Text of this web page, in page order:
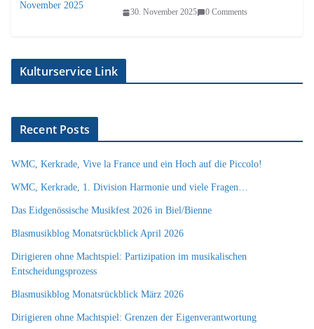
30. November 2025 0 Comments
Kulturservice Link
Recent Posts
WMC, Kerkrade, Vive la France und ein Hoch auf die Piccolo!
WMC, Kerkrade, 1. Division Harmonie und viele Fragen…
Das Eidgenössische Musikfest 2026 in Biel/Bienne
Blasmusikblog Monatsrückblick April 2026
Dirigieren ohne Machtspiel: Partizipation im musikalischen
Entscheidungsprozess
Blasmusikblog Monatsrückblick März 2026
Dirigieren ohne Machtspiel: Grenzen der Eigenverantwortung